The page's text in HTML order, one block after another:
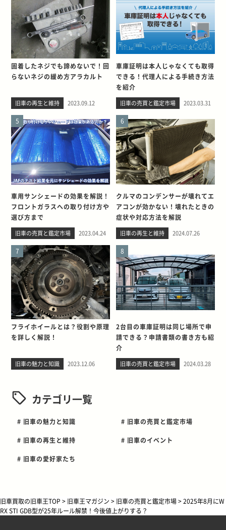
固着したネジでも諦めないで！回
らないネジの緩め方アラカルト
旧車の再生と維持 2023.09.12
車庫証明は本人じゃなくても取得
できる！代理人による手続き方法
を紹介
旧車の売買と鑑定市場 2023.03.31
5
車用サンシェードの効果を解説！
フロントガラスへの取り付け方や
選び方まで
旧車の売買と鑑定市場 2023.04.24
6
クルマのコンデンサーが壊れてエ
アコンが効かない！壊れたときの
症状や対応方法を解説
旧車の再生と維持 2024.07.26
7
フライホイールとは？役割や原理
を詳しく解説！
旧車の魅力と知識 2023.12.06
8
2台目の車庫証明は同じ場所で申
請できる？申請書類の書き方も紹
介
旧車の売買と鑑定市場 2024.03.28
カテゴリ一覧
# 旧車の魅力と知識 # 旧車の売買と鑑定市場
# 旧車の再生と維持 # 旧車のイベント
# 旧車の愛好家たち
旧車買取の旧車王TOP > 旧車王マガジン > 旧車の売買と鑑定市場>2025年8月にW
RX STI GDB型が25年ルール解禁！今後値上がりする？